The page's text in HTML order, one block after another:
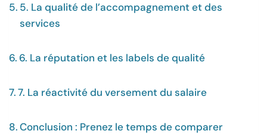
5. La qualité de l’accompagnement et des
services
6. La réputation et les labels de qualité
7. La réactivité du versement du salaire
Conclusion : Prenez le temps de comparer